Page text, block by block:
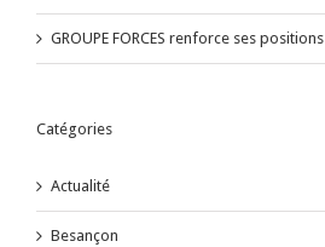
GROUPE FORCES renforce ses positions
Catégories
Actualité
Besançon